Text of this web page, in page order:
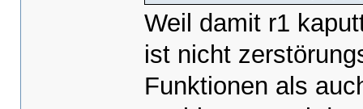
Weil damit r1
ist nicht
Funktionen als